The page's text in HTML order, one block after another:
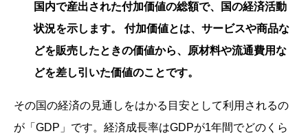
国内で産出された付加価値の総額で、国の経済活動
状況を示します。 付加価値とは、サービスや商品な
どを販売したときの価値から、原材料や流通費用な
どを差し引いた価値のことです。
その国の経済の見通しをはかる目安として利用されるの
が「GDP」です。経済成長率はGDPが1年間でどのくら